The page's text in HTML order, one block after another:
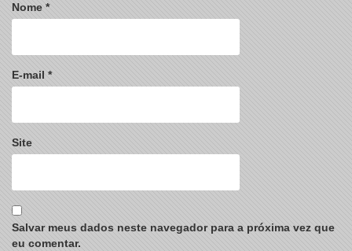
Nome *
E-mail *
Site
Salvar meus dados neste navegador para a próxima vez que
eu comentar.